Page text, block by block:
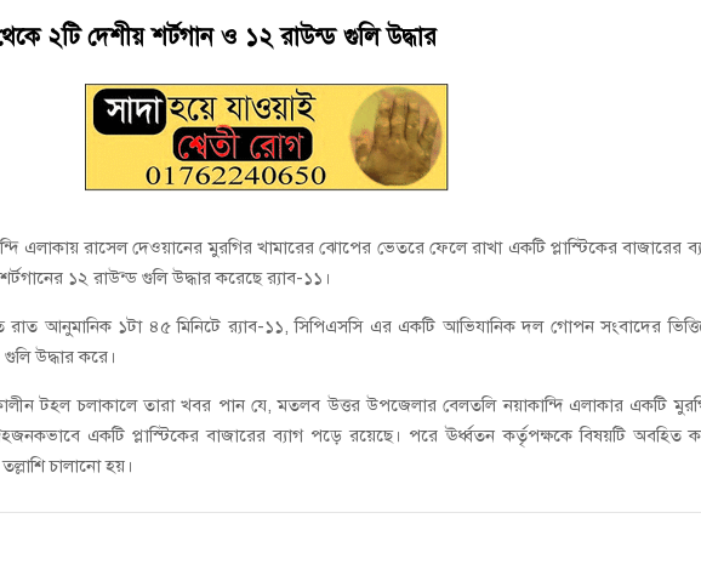
ইন্সুইরেন্স কোম্পানী লিমিটেডের মরণোত্তর চেক বিতরণ
২টি দেশীয় শর্টগান ও ১২ রাউন্ড গুলি উদ্ধার
এলাকায় রাসেল দেওয়ানের মুরগির খামারের ঝোপের ভেতরে ফেলে রাখা একটি প্লাস্টিকের বাজারের
১২ রাউন্ড গুলি উদ্ধার করেছে র‍্যাব-১১।
আনুমানিক ১টা ৪৫ মিনিটে র‍্যাব-১১, সিপিএসসি এর একটি আভিযানিক দল গোপন সংবাদের
উদ্ধার করে।
টহল চলাকালে তারা খবর পান যে, মতলব উত্তর উপজেলার বেলতলি নয়াকান্দি এলাকার একটি
একটি প্লাস্টিকের বাজারের ব্যাগ পড়ে রয়েছে। পরে ঊর্ধ্বতন কর্তৃপক্ষকে বিষয়টি অবহিত
চালানো হয়।